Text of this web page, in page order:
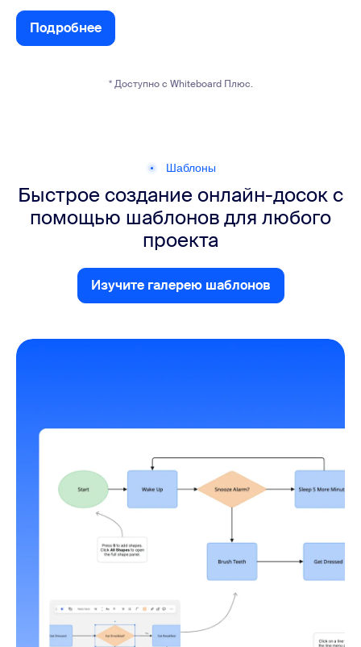
Подробнее
Подробнее
* Доступно с Whiteboard Плюс.
Шаблоны
Быстрое создание онлайн-досок с
помощью шаблонов для любого
проекта
Изучите галерею шаблонов
Изучите галерею шаблонов